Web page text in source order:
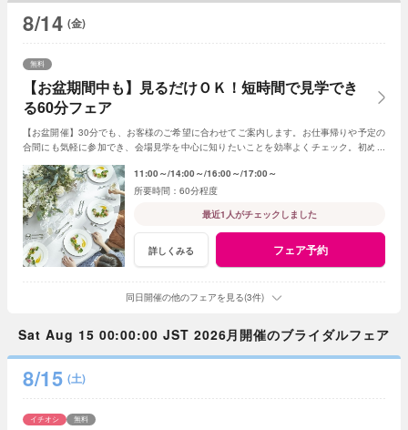
8/14 (金)
【お盆期間中も】見るだけＯＫ！短時間で見学でき
る60分フェア
無料
【お盆開催】30分でも、お客様のご希望に合わせてご案内します。お仕事帰りや予定の
合間にも気軽に参加でき、会場見学を中心に知りたいことを効率よくチェック。初めて
11:00～ 14:00～ 16:00～ 17:00～
60分程度
最近1人がチェックしました
詳しくみる フェア予約
同日開催の他のフェアを見る(3件)
Sat Aug 15 00:00:00 JST 2026月開催のブライダルフェア
8/15 (土)
イチオシ 無料